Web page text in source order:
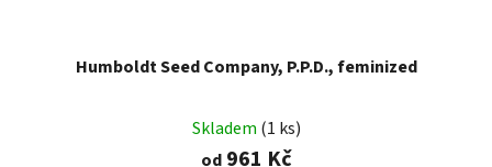
Humboldt Seed Company, P.P.D., feminized
Skladem (1 ks)
od961 Kč